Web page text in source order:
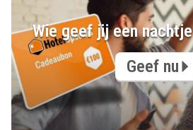
Wie geef jij een
Geef nu